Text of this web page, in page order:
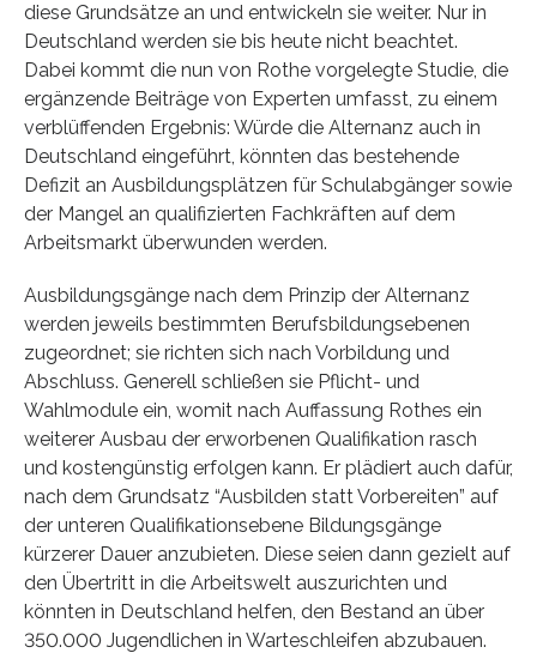
diese Grundsätze an und entwickeln sie weiter. Nur in
Deutschland werden sie bis heute nicht beachtet.
Dabei kommt die nun von Rothe vorgelegte Studie, die
ergänzende Beiträge von Experten umfasst, zu einem
verblüffenden Ergebnis: Würde die Alternanz auch in
Deutschland eingeführt, könnten das bestehende
Defizit an Ausbildungsplätzen für Schulabgänger sowie
der Mangel an qualifizierten Fachkräften auf dem
Arbeitsmarkt überwunden werden.
Ausbildungsgänge nach dem Prinzip der Alternanz
werden jeweils bestimmten Berufsbildungsebenen
zugeordnet; sie richten sich nach Vorbildung und
Abschluss. Generell schließen sie Pflicht- und
Wahlmodule ein, womit nach Auffassung Rothes ein
weiterer Ausbau der erworbenen Qualifikation rasch
und kostengünstig erfolgen kann. Er plädiert auch dafür,
nach dem Grundsatz “Ausbilden statt Vorbereiten” auf
der unteren Qualifikationsebene Bildungsgänge
kürzerer Dauer anzubieten. Diese seien dann gezielt auf
den Übertritt in die Arbeitswelt auszurichten und
könnten in Deutschland helfen, den Bestand an über
350.000 Jugendlichen in Warteschleifen abzubauen.